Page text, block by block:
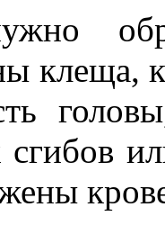
клеща,
сгибов